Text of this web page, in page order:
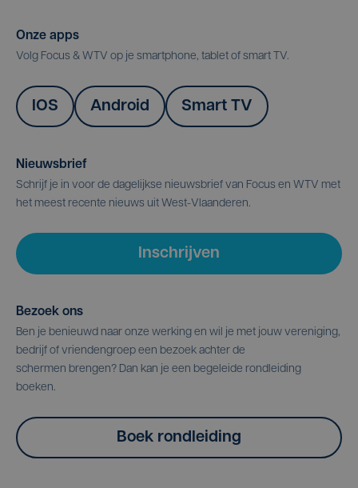
Onze apps
Volg Focus & WTV op je smartphone, tablet of smart TV.
IOS Android Smart TV
Nieuwsbrief
Schrijf je in voor de dagelijkse nieuwsbrief van Focus en WTV met
het meest recente nieuws uit West-Vlaanderen.
Inschrijven
Bezoek ons
Ben je benieuwd naar onze werking en wil je met jouw vereniging,
bedrijf of vriendengroep een bezoek achter de
schermen brengen? Dan kan je een begeleide rondleiding
boeken.
Boek rondleiding